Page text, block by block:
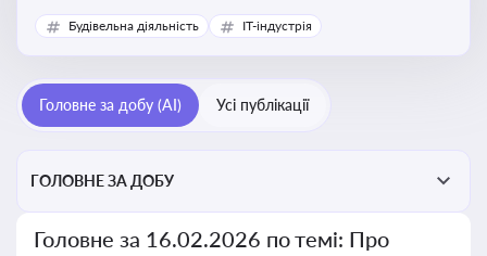
відведення земельних ділянок для розвитку цифрової
інфраструктури
Будівельна діяльність IT-індустрія
Головне за добу (AI) Усі публікації
ГОЛОВНЕ ЗА ДОБУ
Головне за 16.02.2026 по темі: Про